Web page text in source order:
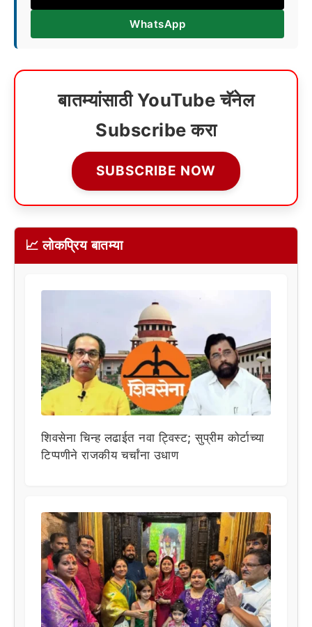
WhatsApp
बातम्यांसाठी YouTube चॅनेल
Subscribe करा
SUBSCRIBE NOW
📈 लोकप्रिय बातम्या
शिवसेना चिन्ह लढाईत नवा ट्विस्ट; सुप्रीम कोर्टाच्या
टिप्पणीने राजकीय चर्चांना उधाण